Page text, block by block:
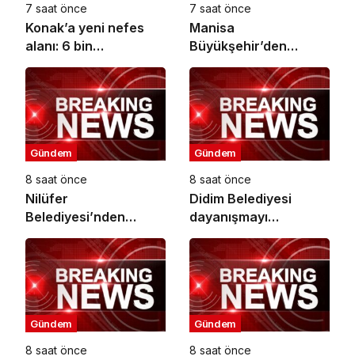
7 saat önce
Konak’a yeni nefes
alanı: 6 bin
metrekarelik park
hizmete açılıyor
7 saat önce
Manisa
Büyükşehir’den
Kula’da 12,5
Kilometrelik Yol
Hamlesi
Gündem
8 saat önce
Nilüfer
Belediyesi’nden
mahallelerde yerinde
inceleme
Gündem
8 saat önce
Didim Belediyesi
dayanışmayı
büyütüyor
Gündem
8 saat önce
Gündem
8 saat önce